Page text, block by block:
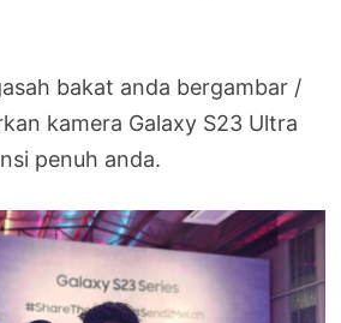
bakat anda bergambar /
kamera Galaxy S23 Ultra
penuh anda.